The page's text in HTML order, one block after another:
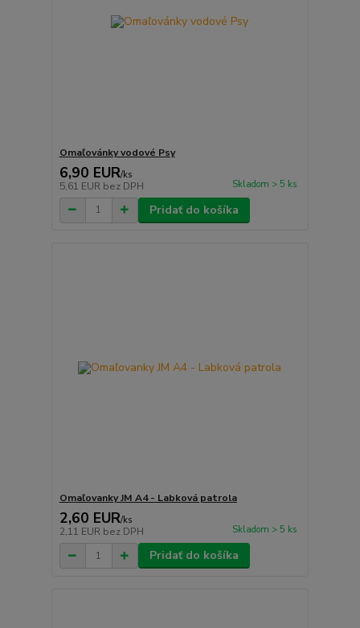
Omaľovánky vodové Psy
6,90 EUR/ks
5,61 EUR bez DPH Skladom > 5 ks
Pridať do košíka
Omaľovanky JM A4 - Labková patrola
2,60 EUR/ks
2,11 EUR bez DPH Skladom > 5 ks
Pridať do košíka